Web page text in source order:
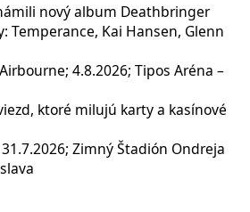
nový album Deathbringer
Temperance, Kai Hansen, Glenn
4.8.2026; Tipos Aréna –
ktoré milujú karty a kasínové
Zimný Štadión Ondreja